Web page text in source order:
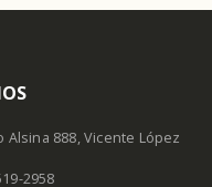
Alsina 888, Vicente López
2958